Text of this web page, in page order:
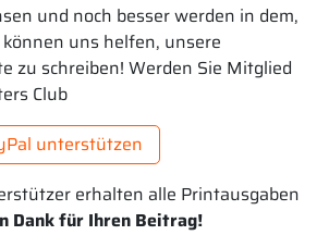
und noch besser werden in dem,
uns helfen, unsere
zu schreiben! Werden Sie Mitglied
Club
unterstützen
erhalten alle Printausgaben
Dank für Ihren Beitrag!